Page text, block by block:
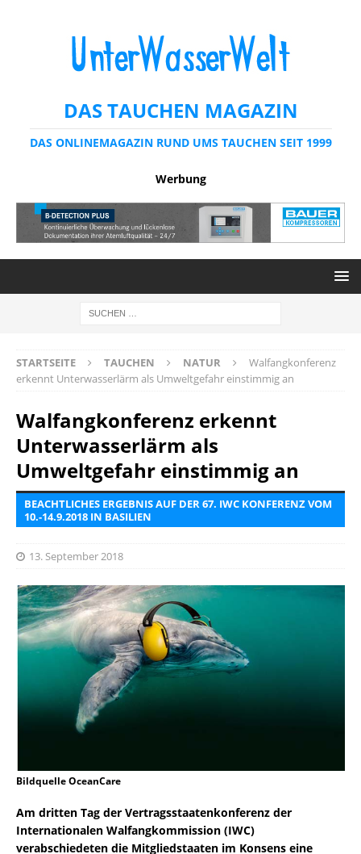
DAS TAUCHEN MAGAZIN
DAS ONLINEMAGAZIN RUND UMS TAUCHEN SEIT 1999
Werbung
STARTSEITE TAUCHEN NATUR
Walfangkonferenz
erkennt Unterwasserlärm als Umweltgefahr einstimmig an
Walfangkonferenz erkennt
Unterwasserlärm als
Umweltgefahr einstimmig an
BEACHTLICHES ERGEBNIS AUF DER 67. IWC KONFERENZ VOM
10.-14.9.2018 IN BASILIEN
13. September 2018
Bildquelle OceanCare
Am dritten Tag der Vertragsstaatenkonferenz der
Internationalen Walfangkommission (IWC)
verabschiedeten die Mitgliedstaaten im Konsens eine